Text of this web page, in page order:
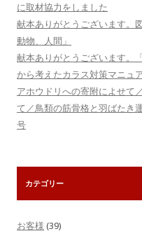
に取材協力をしました
献本ありがとうございます。
動物、人間」
献本ありがとうございます。
から考えたカラス対策マニュ
アホウドリへの寄附によせて
て／鳥類の筋骨格と羽ばたき
号
カテゴリー
お客様 (39)